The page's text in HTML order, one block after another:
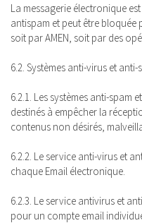
La messagerie électronique
antispam et peut être bloquée
soit par AMEN, soit par des
6.2. Systèmes anti-virus et
6.2.1. Les systèmes anti-spam
destinés à empêcher la
contenus non désirés,
6.2.2. Le service anti-virus et
chaque Email électronique.
6.2.3. Le service antivirus et
pour un compte email